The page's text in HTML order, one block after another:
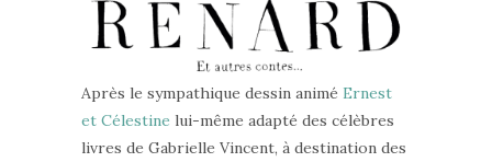
Après le sympathique dessin animé Ernest
et Célestine lui-même adapté des célèbres
livres de Gabrielle Vincent, à destination des